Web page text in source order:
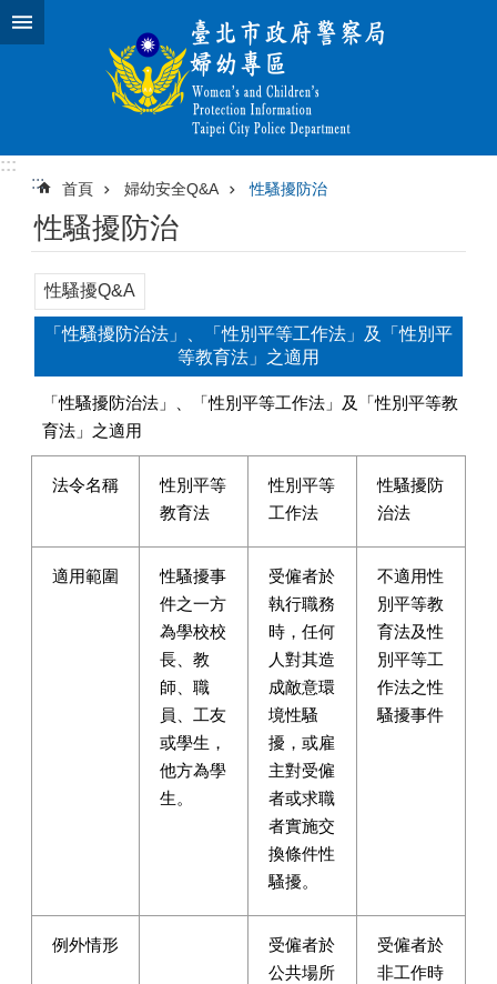
跳到主要內容區塊
:::
:::
首頁 婦幼安全Q&A 性騷擾防治
性騷擾防治
性騷擾Q&A
「性騷擾防治法」、「性別平等工作法」及「性別平
等教育法」之適用
「性騷擾防治法」、「性別平等工作法」及「性別平等教
育法」之適用
法令名稱
性別平等
教育法
性別平等
工作法
性騷擾防
治法
適用範圍
性騷擾事
件之一方
為學校校
長、教
師、職
員、工友
或學生，
他方為學
生。
受僱者於
執行職務
時，任何
人對其造
成敵意環
境性騷
擾，或雇
主對受僱
者或求職
者實施交
換條件性
騷擾。
不適用性
別平等教
育法及性
別平等工
作法之性
騷擾事件
例外情形
受僱者於
公共場所
受僱者於
非工作時